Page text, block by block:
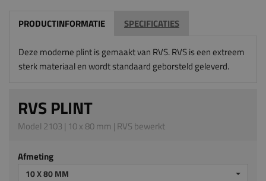
PRODUCTINFORMATIE SPECIFICATIES
Deze moderne plint is gemaakt van RVS. RVS is een extreem
sterk materiaal en wordt standaard geborsteld geleverd.
RVS PLINT
Model 2103 | 10 x 80 mm | RVS bewerkt
Afmeting
10 X 80 MM